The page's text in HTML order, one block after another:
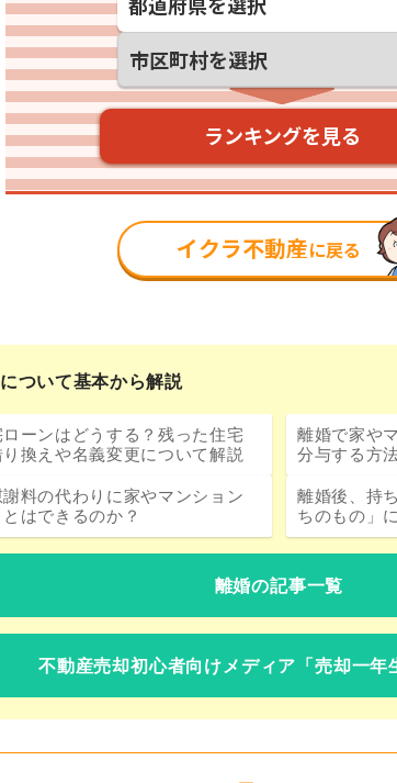
ついて基本から解説
ーンはどうする？残った住宅
換えや名義変更について解説
離婚で家や
分与する方
料の代わりに家やマンション
はできるのか？
離婚後、持
ちのもの」
離婚の記事一覧
不動産売却初心者向けメディア 「売却一